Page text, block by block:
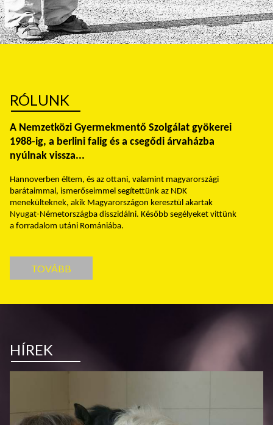
RÓLUNK
A Nemzetközi Gyermekmentő Szolgálat gyökerei
1988-ig, a berlini falig és a csegődi árvaházba
nyúlnak vissza...
Hannoverben éltem, és az ottani, valamint magyarországi
barátaimmal, ismerőseimmel segítettünk az NDK
menekülteknek, akik Magyarországon keresztül akartak
Nyugat-Németországba disszidálni. Később segélyeket vittünk
a forradalom utáni Romániába.
TOVÁBB
HÍREK